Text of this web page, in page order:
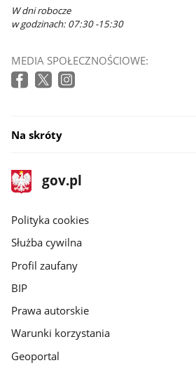
W dni robocze
w godzinach: 07:30 -15:30
MEDIA SPOŁECZNOŚCIOWE:
Na skróty
stopka
gov.pl
Strona
gov.pl
gov.pl
Polityka cookies
Służba cywilna
Profil zaufany
BIP
Prawa autorskie
Warunki korzystania
Geoportal